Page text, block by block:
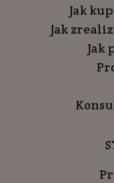
Jak
Jak
Jak